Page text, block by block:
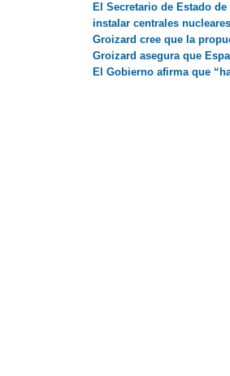
El Secretario de Estado
instalar centrales nucleares
Groizard cree que la
Groizard asegura que
El Gobierno afirma que